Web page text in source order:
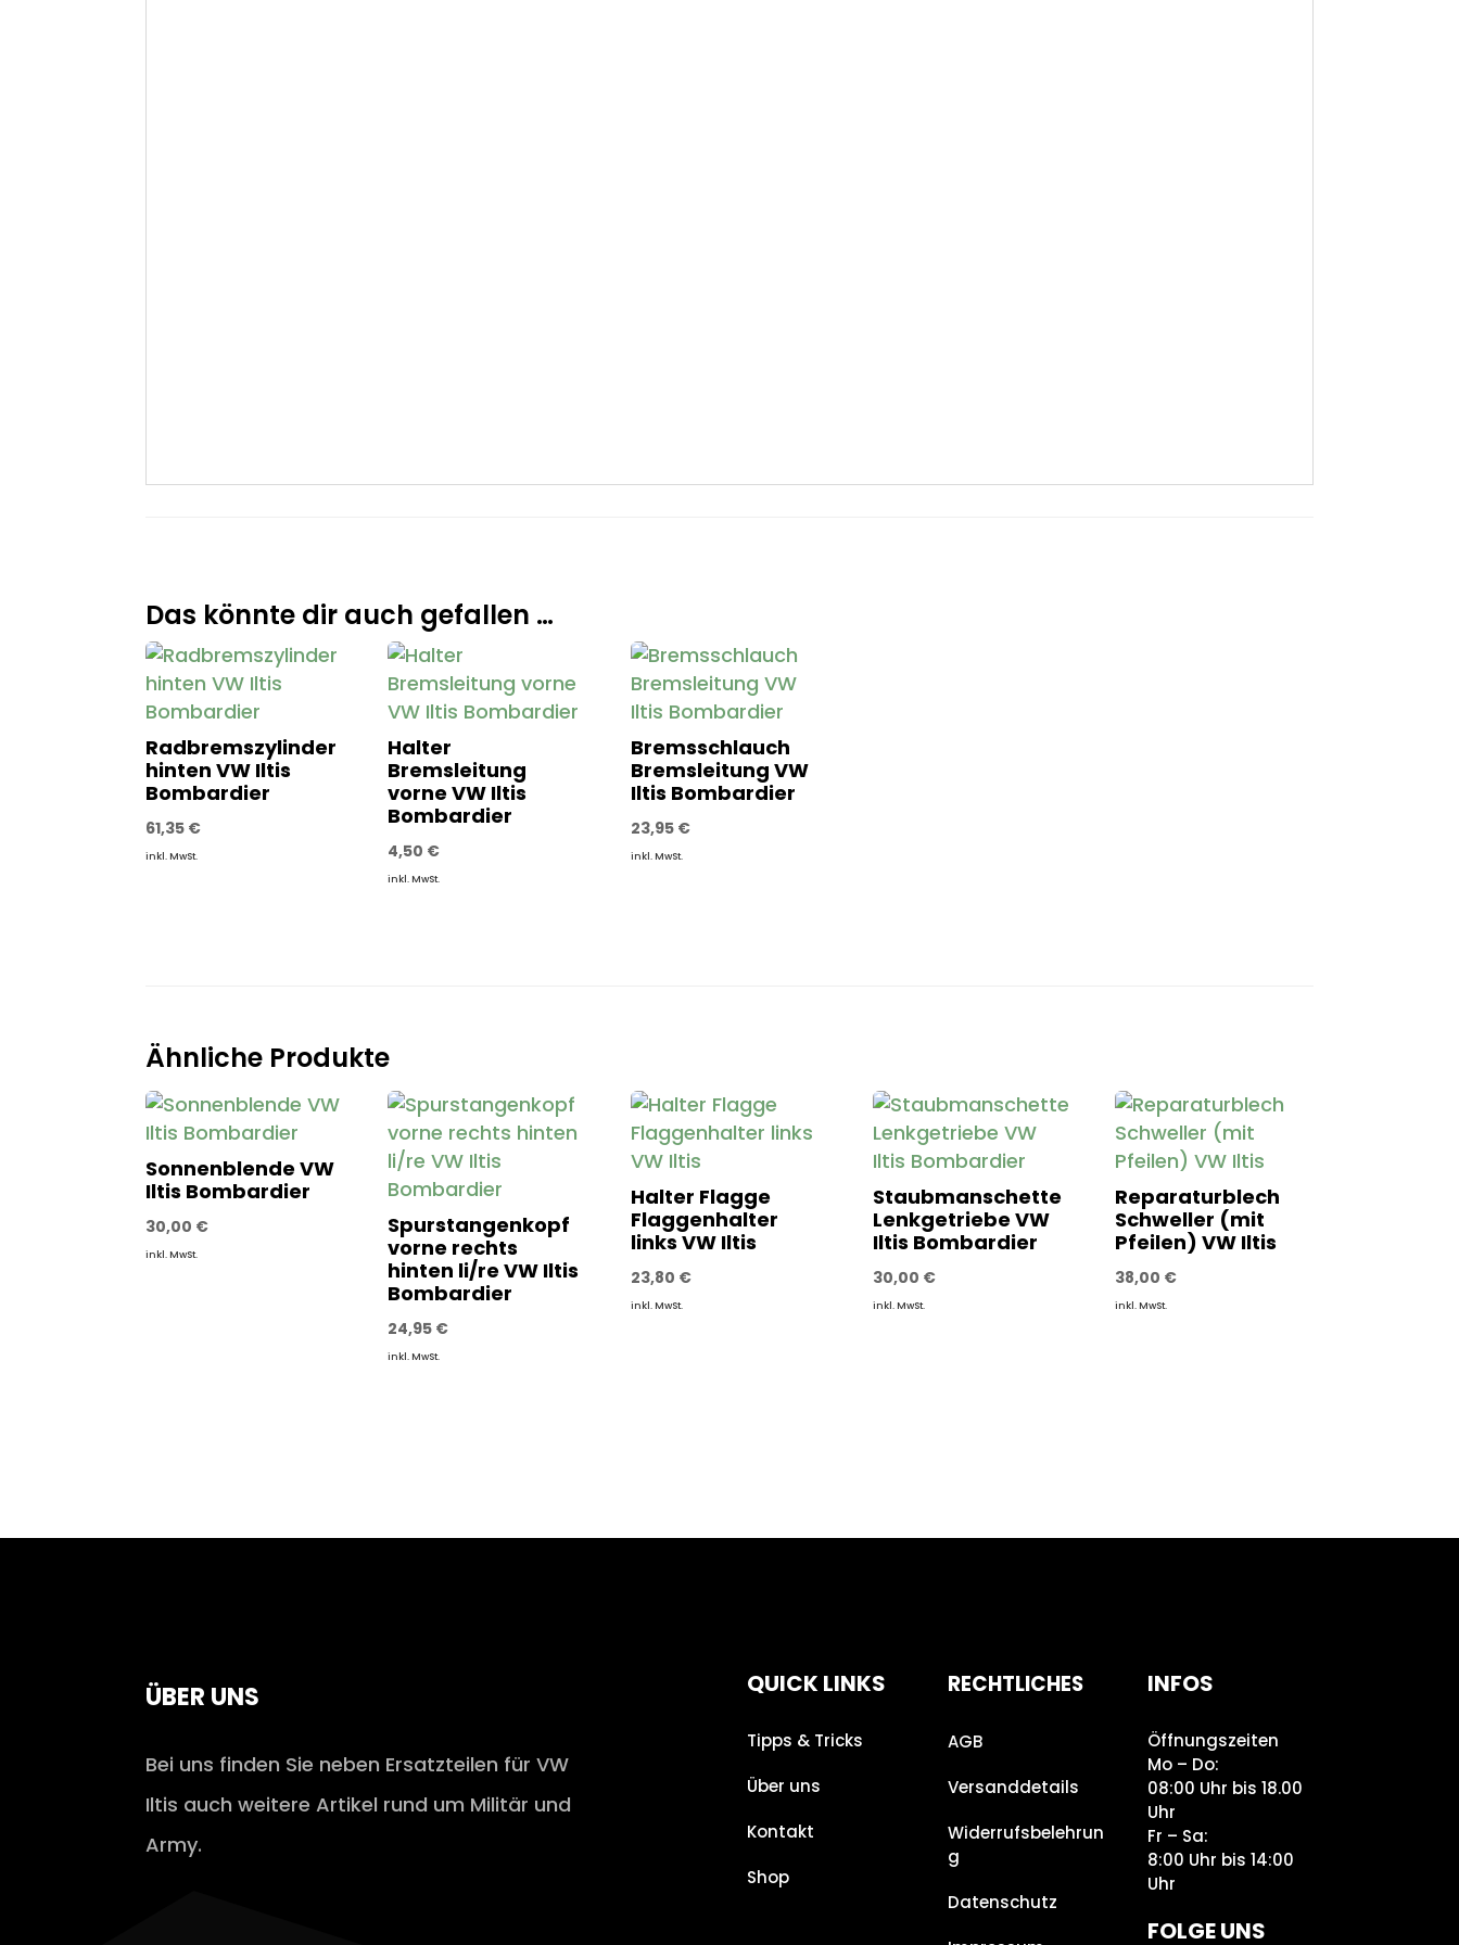
Das könnte dir auch gefallen …
Radbremszylinder
hinten VW Iltis
Bombardier
61,35 €
inkl. MwSt.
Halter
Bremsleitung
vorne VW Iltis
Bombardier
4,50 €
inkl. MwSt.
Bremsschlauch
Bremsleitung VW
Iltis Bombardier
23,95 €
inkl. MwSt.
Ähnliche Produkte
Sonnenblende VW
Iltis Bombardier
30,00 €
inkl. MwSt.
Spurstangenkopf
vorne rechts
hinten li/re VW Iltis
Bombardier
24,95 €
inkl. MwSt.
Halter Flagge
Flaggenhalter
links VW Iltis
23,80 €
inkl. MwSt.
Staubmanschette
Lenkgetriebe VW
Iltis Bombardier
30,00 €
inkl. MwSt.
Reparaturblech
Schweller (mit
Pfeilen) VW Iltis
38,00 €
inkl. MwSt.
ÜBER UNS
Bei uns finden Sie neben Ersatzteilen für VW
Iltis auch weitere Artikel rund um Militär und
Army.
QUICK LINKS
Tipps & Tricks
Über uns
Kontakt
Shop
RECHTLICHES
AGB
Versanddetails
Widerrufsbelehrun
g
Datenschutz
INFOS
Öffnungszeiten
Mo – Do:
08:00 Uhr bis 18.00
Uhr
Fr – Sa:
8:00 Uhr bis 14:00
Uhr
FOLGE UNS